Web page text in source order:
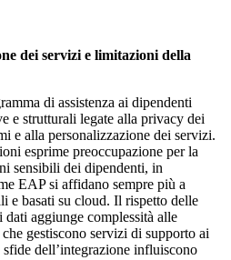
dei servizi e limitazioni della
di assistenza ai dipendenti
e strutturali legate alla privacy dei
e alla personalizzazione dei servizi.
esprime preoccupazione per la
sensibili dei dipendenti, in
EAP si affidano sempre più a
e basati su cloud. Il rispetto delle
aggiunge complessità alle
gestiscono servizi di supporto ai
dell’integrazione influiscono